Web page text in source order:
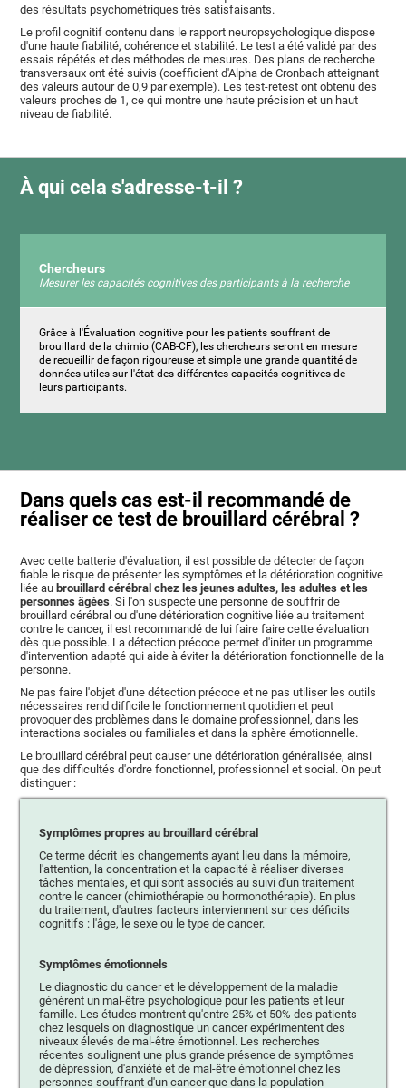
des résultats psychométriques très satisfaisants.
Le profil cognitif contenu dans le rapport neuropsychologique dispose
d'une haute fiabilité, cohérence et stabilité. Le test a été validé par des
essais répétés et des méthodes de mesures. Des plans de recherche
transversaux ont été suivis (coefficient d'Alpha de Cronbach atteignant
des valeurs autour de 0,9 par exemple). Les test-retest ont obtenu des
valeurs proches de 1, ce qui montre une haute précision et un haut
niveau de fiabilité.
À qui cela s'adresse-t-il ?
Chercheurs
Mesurer les capacités cognitives des participants à la recherche
Grâce à l'Évaluation cognitive pour les patients souffrant de
brouillard de la chimio (CAB-CF), les chercheurs seront en mesure
de recueillir de façon rigoureuse et simple une grande quantité de
données utiles sur l'état des différentes capacités cognitives de
leurs participants.
Dans quels cas est-il recommandé de
réaliser ce test de brouillard cérébral ?
Avec cette batterie d'évaluation, il est possible de détecter de façon
fiable le risque de présenter les symptômes et la détérioration cognitive
liée au brouillard cérébral chez les jeunes adultes, les adultes et les
personnes âgées. Si l'on suspecte une personne de souffrir de
brouillard cérébral ou d'une détérioration cognitive liée au traitement
contre le cancer, il est recommandé de lui faire faire cette évaluation
dès que possible. La détection précoce permet d'initer un programme
d'intervention adapté qui aide à éviter la détérioration fonctionnelle de la
personne.
Ne pas faire l'objet d'une détection précoce et ne pas utiliser les outils
nécessaires rend difficile le fonctionnement quotidien et peut
provoquer des problèmes dans le domaine professionnel, dans les
interactions sociales ou familiales et dans la sphère émotionnelle.
Le brouillard cérébral peut causer une détérioration généralisée, ainsi
que des difficultés d'ordre fonctionnel, professionnel et social. On peut
distinguer :
Symptômes propres au brouillard cérébral
Ce terme décrit les changements ayant lieu dans la mémoire,
l'attention, la concentration et la capacité à réaliser diverses
tâches mentales, et qui sont associés au suivi d'un traitement
contre le cancer (chimiothérapie ou hormonothérapie). En plus
du traitement, d'autres facteurs interviennent sur ces déficits
cognitifs : l'âge, le sexe ou le type de cancer.
Symptômes émotionnels
Le diagnostic du cancer et le développement de la maladie
génèrent un mal-être psychologique pour les patients et leur
famille. Les études montrent qu'entre 25% et 50% des patients
chez lesquels on diagnostique un cancer expérimentent des
niveaux élevés de mal-être émotionnel. Les recherches
récentes soulignent une plus grande présence de symptômes
de dépression, d'anxiété et de mal-être émotionnel chez les
personnes souffrant d'un cancer que dans la population